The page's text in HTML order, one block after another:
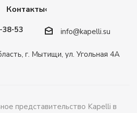
Контакты‹
38-53 info@kapelli.su
г. Мытищи, ул. Угольная 4А
представительство Kapelli в